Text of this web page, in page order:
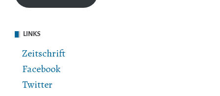
LINKS
Zeitschrift
Facebook
Twitter